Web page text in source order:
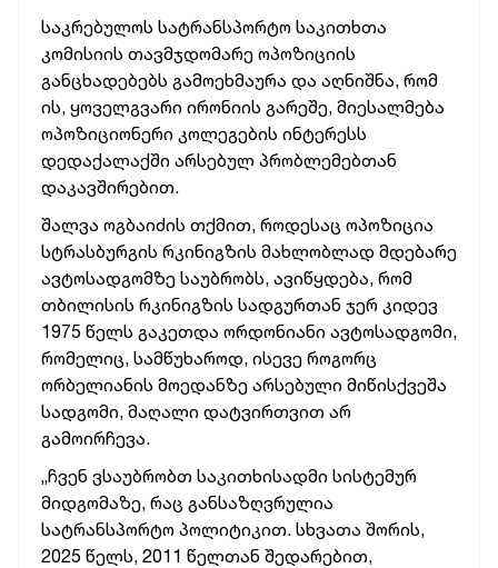
საკრებულოს სატრანსპორტო საკითხთა
კომისიის თავმჯდომარე ოპოზიციის
განცხადებებს გამოეხმაურა და აღნიშნა, რომ
ის, ყოველგვარი ირონიის გარეშე, მიესალმება
ოპოზიციონერი კოლეგების ინტერესს
დედაქალაქში არსებულ პრობლემებთან
დაკავშირებით.
შალვა ოგბაიძის თქმით, როდესაც ოპოზიცია
სტრასბურგის რკინიგზის მახლობლად მდებარე
ავტოსადგომზე საუბრობს, ავიწყდება, რომ
თბილისის რკინიგზის სადგურთან ჯერ კიდევ
1975 წელს გაკეთდა ორდონიანი ავტოსადგომი,
რომელიც, სამწუხაროდ, ისევე როგორც
ორბელიანის მოედანზე არსებული მიწისქვეშა
სადგომი, მაღალი დატვირთვით არ
გამოირჩევა.
„ჩვენ ვსაუბრობთ საკითხისადმი სისტემურ
მიდგომაზე, რაც განსაზღვრულია
სატრანსპორტო პოლიტიკით. სხვათა შორის,
2025 წელს, 2011 წელთან შედარებით,